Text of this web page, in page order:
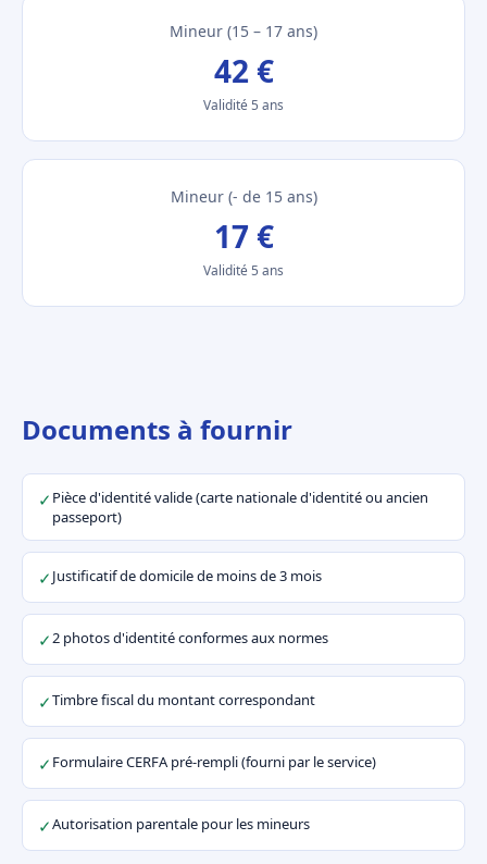
Mineur (15 – 17 ans)
42 €
Validité 5 ans
Mineur (- de 15 ans)
17 €
Validité 5 ans
Documents à fournir
✓ Pièce d'identité valide (carte nationale d'identité ou ancien
passeport)
✓Justificatif de domicile de moins de 3 mois
✓2 photos d'identité conformes aux normes
✓Timbre fiscal du montant correspondant
✓ Formulaire CERFA pré-rempli (fourni par le service)
✓Autorisation parentale pour les mineurs